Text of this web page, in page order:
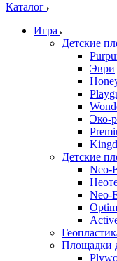
Каталог
Игра
Детские
Эври
Эко-
Детские
Neo-
Neo-
Площадки